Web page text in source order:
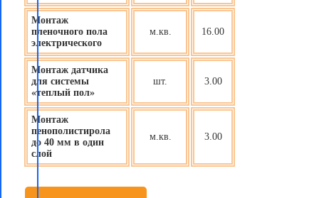
Монтаж
пленочного пола
электрического
м.кв. 16.00
Монтаж датчика
для системы
«теплый пол»
шт. 3.00
Монтаж
пенополистирола
до 40 мм в один
слой
м.кв. 3.00